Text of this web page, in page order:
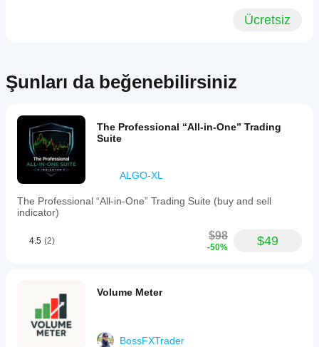
dönemlere
Ücretsiz
Şunları da beğenebilirsiniz
The Professional “All-in-One” Trading
Suite
ALGO-XL
The Professional “All-in-One” Trading Suite (buy and sell
indicator)
4.5 (2) $98
-50% $49
Volume Meter
BossFXTrader